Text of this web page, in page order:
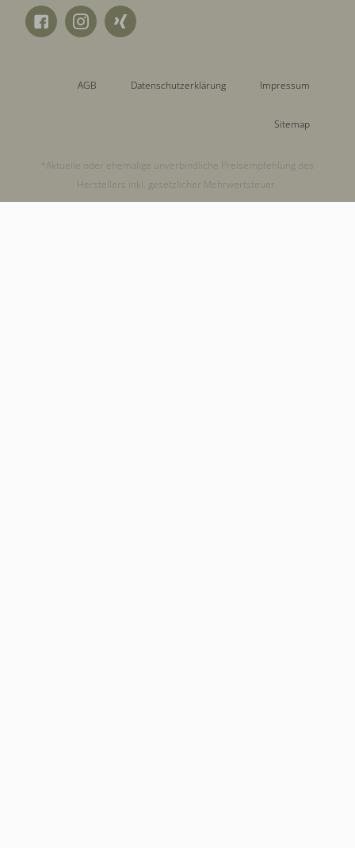
AGB Datenschutzerklärung Impressum
Sitemap
*Aktuelle oder ehemalige unverbindliche Preisempfehlung des
Herstellers inkl. gesetzlicher Mehrwertsteuer.